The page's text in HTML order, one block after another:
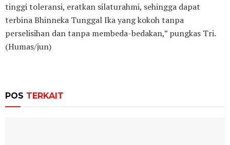
tinggi toleransi, eratkan silaturahmi, sehingga dapat
terbina Bhinneka Tunggal Ika yang kokoh tanpa
perselisihan dan tanpa membeda-bedakan,” pungkas Tri.
(Humas/jun)
POS TERKAIT